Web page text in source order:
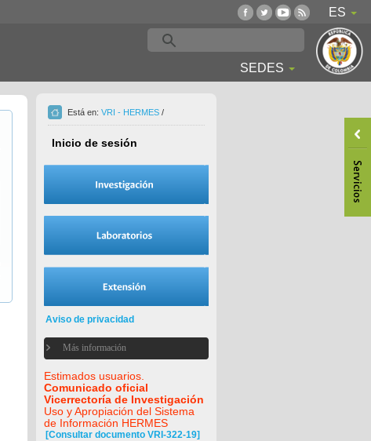
ES
SEDES
Está en: VRI - HERMES /
Inicio de sesión
Aviso de privacidad
Más información
Estimados usuarios.
Comunicado oficial
Vicerrectoría de Investigación
Uso y Apropiación del Sistema
de Información HERMES
[Consultar documento VRI-322-19]